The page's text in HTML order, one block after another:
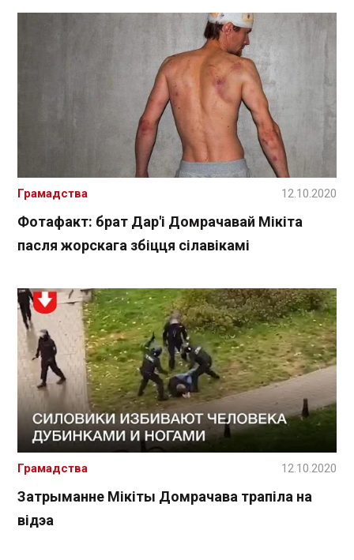
Фотафакт: брат Дар'і Домрачавай Мікіта
пасля жорскага збіцця сілавікамі
Грамадства 12.10.2020
Затрыманне Мікіты Домрачава трапіла на
відэа
Грамадства 12.10.2020